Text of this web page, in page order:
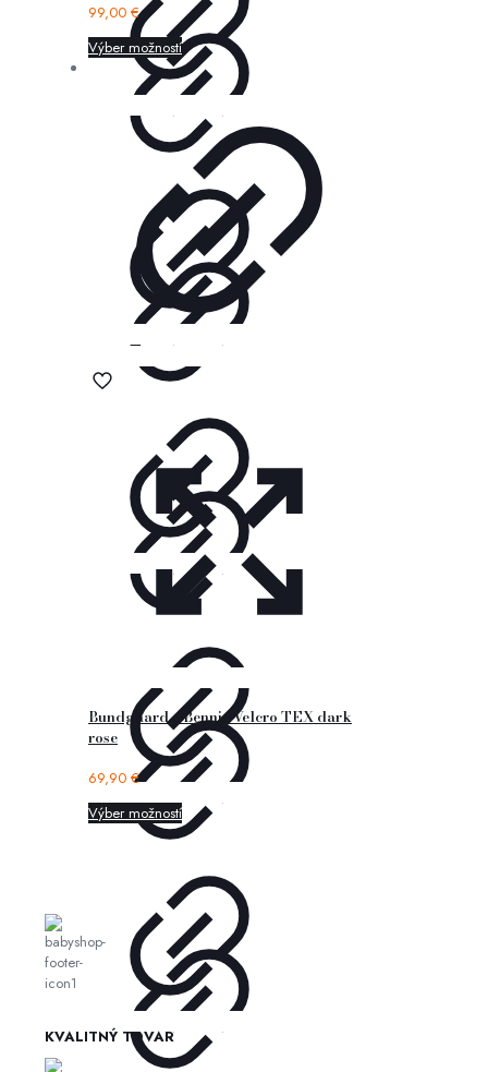
99,00 €
Výber možností
Bundgaard – Bennie Velcro TEX dark
rose
69,90 €
Výber možností
KVALITNÝ TOVAR